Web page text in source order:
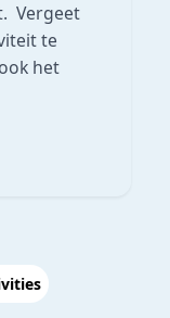
Vergeet
te
het